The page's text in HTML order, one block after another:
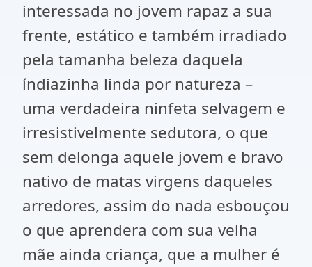
interessada no jovem rapaz a sua
frente, estático e também irradiado
pela tamanha beleza daquela
índiazinha linda por natureza –
uma verdadeira ninfeta selvagem e
irresistivelmente sedutora, o que
sem delonga aquele jovem e bravo
nativo de matas virgens daqueles
arredores, assim do nada esbouçou
o que aprendera com sua velha
mãe ainda criança, que a mulher é